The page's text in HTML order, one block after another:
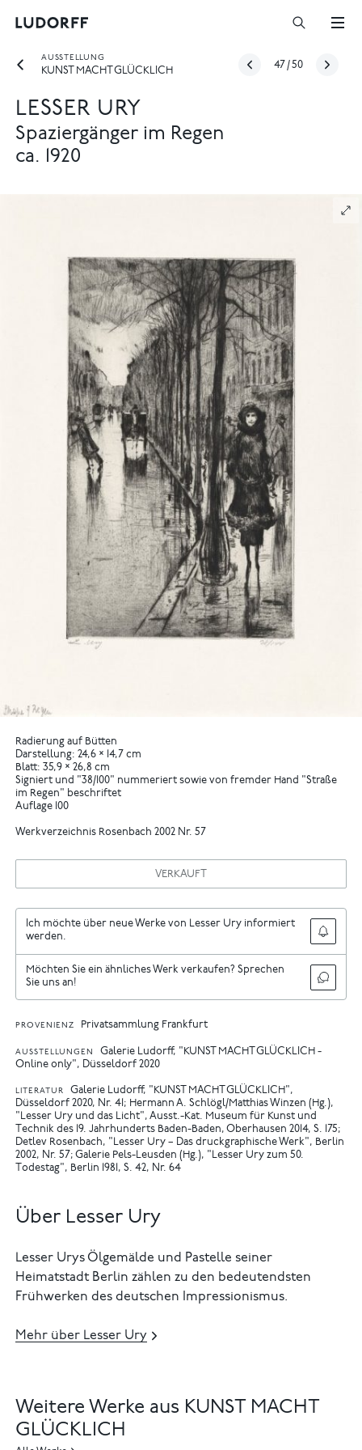
AUSSTELLUNG
KUNST MACHT GLÜCKLICH
47 /50
LESSER URY
Spaziergänger im Regen
ca. 1920
Radierung auf Bütten
Darstellung: 24,6 × 14,7 cm
Blatt: 35,9 × 26,8 cm
Signiert und "38/100" nummeriert sowie von fremder Hand "Straße
im Regen" beschriftet
Auflage 100
Werkverzeichnis Rosenbach 2002 Nr. 57
VERKAUFT
Ich möchte über neue Werke von Lesser Ury informiert
werden.
Möchten Sie ein ähnliches Werk verkaufen? Sprechen
Sie uns an!
PROVENIENZ Privatsammlung Frankfurt
AUSSTELLUNGEN
Galerie Ludorff, "KUNST MACHT GLÜCKLICH -
Online only", Düsseldorf 2020
LITERATUR
Galerie Ludorff, "KUNST MACHT GLÜCKLICH",
Düsseldorf 2020, Nr. 41
Hermann A. Schlögl/Matthias Winzen (Hg.),
"Lesser Ury und das Licht", Ausst.-Kat. Museum für Kunst und
Technik des 19. Jahrhunderts Baden-Baden, Oberhausen 2014, S. 175
Detlev Rosenbach, "Lesser Ury – Das druckgraphische Werk", Berlin
2002, Nr. 57 Galerie Pels-Leusden (Hg.), "Lesser Ury zum 50.
Todestag", Berlin 1981, S. 42, Nr. 64
Über Lesser Ury
Lesser Urys Ölgemälde und Pastelle seiner
Heimatstadt Berlin zählen zu den bedeutendsten
Frühwerken des deutschen Impressionismus.
Mehr über Lesser Ury
Weitere Werke aus KUNST MACHT
GLÜCKLICH